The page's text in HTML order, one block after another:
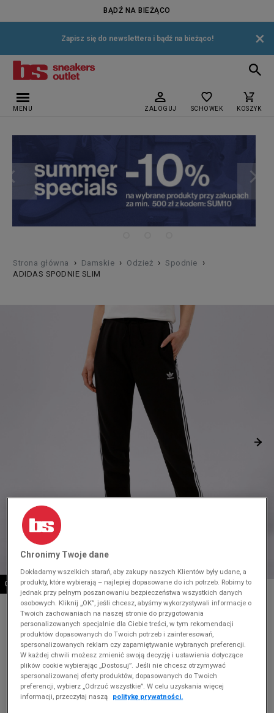
BĄDŹ NA BIEŻĄCO
Zapisz się do newslettera i bądź na bieżąco! ×
MENU ZALOGUJ SCHOWEK KOSZYK
Strona główna › Damskie › Odzież › Spodnie ›
ADIDAS SPODNIE SLIM
OSTATNIE SZTUKI
* Zdjęcie poglądowe
ADIDAS SPODNIE SLIM
Produkt pochodzi z końcówek aktualnych kolekcji, ubiegłych
sezonów lub z ekspozycji.
Szczegóły.
279,99 zł cena rekomendowana przez producenta
144,99 zł
Chronimy Twoje dane
Dokładamy wszelkich starań, aby zakupy naszych Klientów były udane, a
produkty, które wybierają – najlepiej dopasowane do ich potrzeb. Robimy to
jednak przy pełnym poszanowaniu bezpieczeństwa wszystkich danych
osobowych. Kliknij „OK”, jeśli chcesz, abyśmy wykorzystywali informacje o
Twoich zachowaniach na naszej stronie do przygotowania
personalizowanych specjalnie dla Ciebie treści, w tym rekomendacji
produktów dopasowanych do Twoich potrzeb i zainteresowań,
spersonalizowanych reklam czy zapamiętywanie wybranych preferencji.
W każdej chwili możesz zmienić swoją decyzję i ustawienia dotyczące
plików cookie wybierając „Dostosuj”. Jeśli nie chcesz otrzymywać
spersonalizowanej oferty produktów, dopasowanych do Twoich
preferencji, wybierz „Odrzuć wszystkie”. W celu uzyskania więcej
informacji, przeczytaj naszą
politykę prywatności.